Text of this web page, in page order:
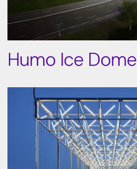
Humo Ice Dome